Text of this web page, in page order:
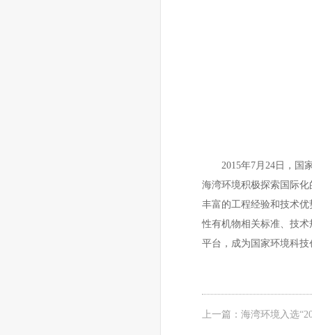
2015年7月24日，国
海湾环境积极探索国际
丰富的工程经验和技术
性有机物相关标准、技
平台，成为国家环境科
上一篇： 海湾环境入选